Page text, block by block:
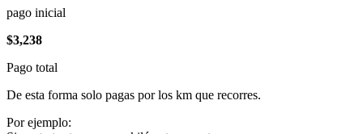
pago inicial
$3,238
Pago total
De esta forma solo pagas por los km que recorres.
Por ejemplo: